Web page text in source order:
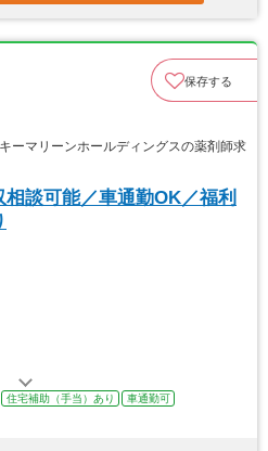
保存する
マリーンホールディングスの薬剤師求
相談可能／車通勤OK／福利
住宅補助（手当）あり
車通勤可